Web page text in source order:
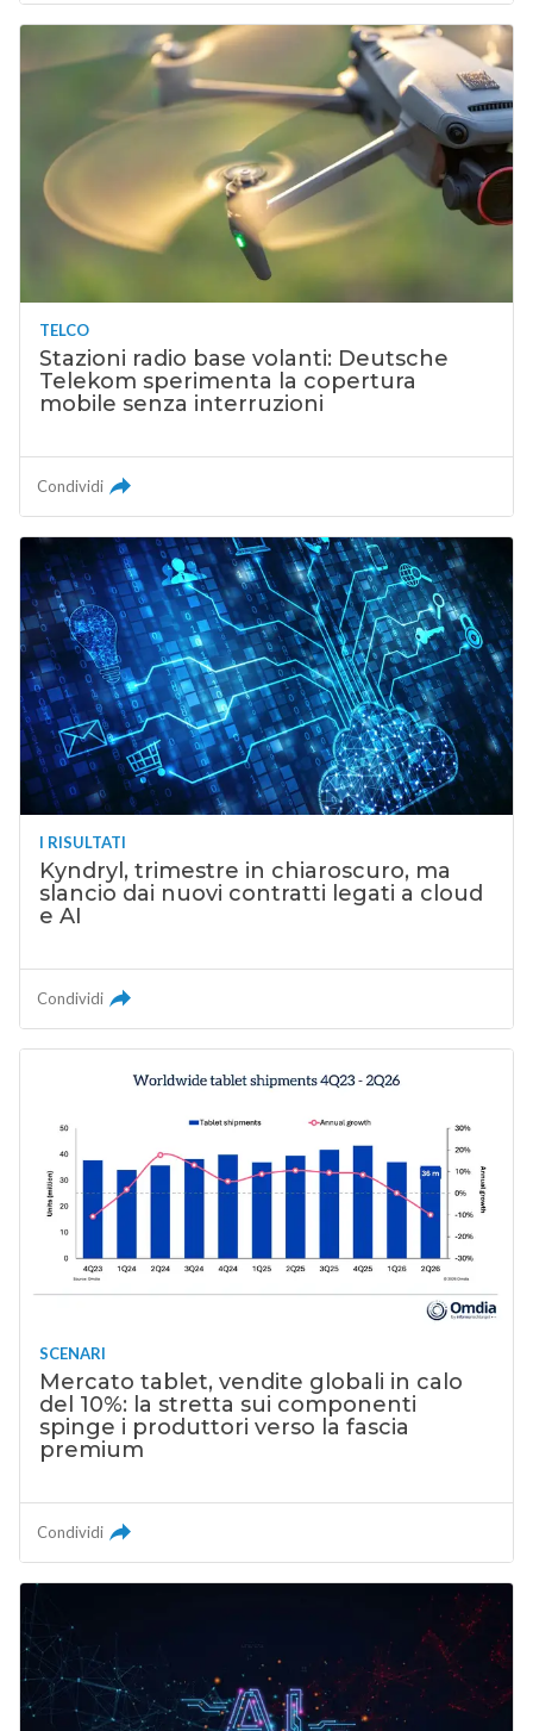
TELCO
Stazioni radio base volanti: Deutsche
Telekom sperimenta la copertura
mobile senza interruzioni
Condividi
I RISULTATI
Kyndryl, trimestre in chiaroscuro, ma
slancio dai nuovi contratti legati a cloud
e AI
Condividi
SCENARI
Mercato tablet, vendite globali in calo
del 10%: la stretta sui componenti
spinge i produttori verso la fascia
premium
Condividi